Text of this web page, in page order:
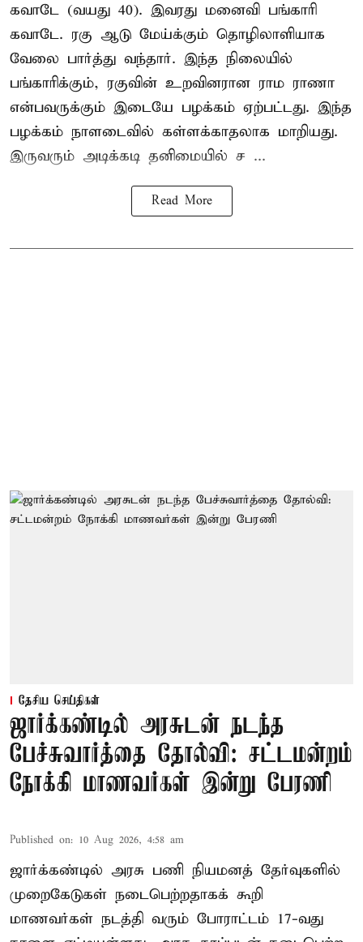
கவாடே (வயது 40). இவரது மனைவி பங்காரி
கவாடே. ரகு ஆடு மேய்க்கும் தொழிலாளியாக
வேலை பார்த்து வந்தார். இந்த நிலையில்
பங்காரிக்கும், ரகுவின் உறவினரான ராம ராணா
என்பவருக்கும் இடையே பழக்கம் ஏற்பட்டது. இந்த
பழக்கம் நாளடைவில் கள்ளக்காதலாக மாறியது.
இருவரும் அடிக்கடி தனிமையில் ச ...
Read More
தேசிய செய்திகள்
ஜார்க்கண்டில் அரசுடன் நடந்த
பேச்சுவார்த்தை தோல்வி: சட்டமன்றம்
நோக்கி மாணவர்கள் இன்று பேரணி
Published on: 10 Aug 2026, 4:58 am
ஜார்க்கண்டில் அரசு பணி நியமனத் தேர்வுகளில்
முறைகேடுகள் நடைபெற்றதாகக் கூறி
மாணவர்கள் நடத்தி வரும் போராட்டம் 17-வது